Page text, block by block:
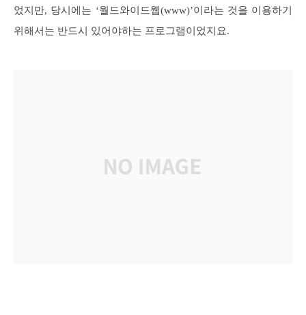
었지만, 당시에는 ‘월드와이드웹(www)’이라는 것을 이용하기
위해서는 반드시 있어야하는 프로그램이었지요.